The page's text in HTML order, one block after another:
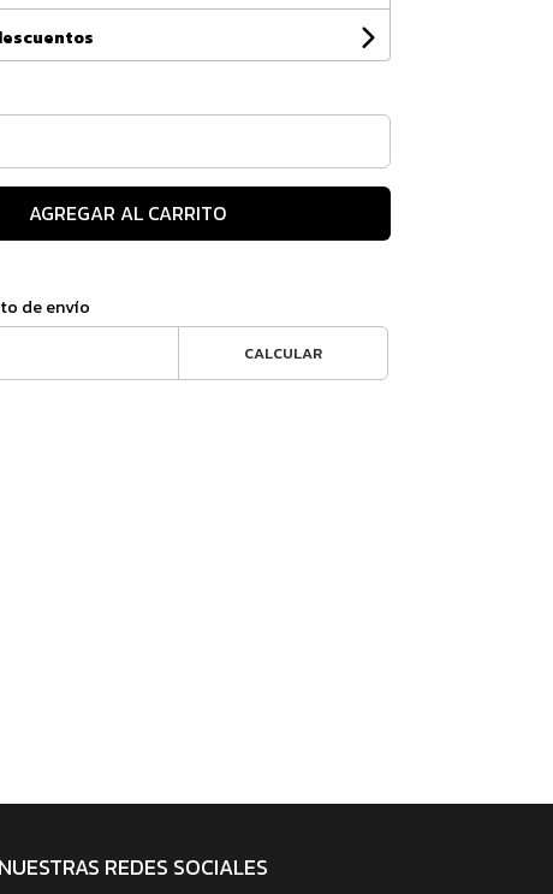
AGREGAR AL CARRITO
de envío
CALCULAR
NUESTRAS REDES SOCIALES